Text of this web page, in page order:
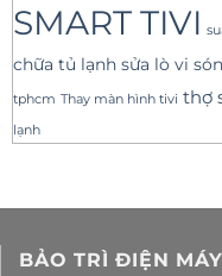
SMART TIVI
chữa tủ lạnh sửa lò vi
tphcm Thay màn hình tivi thợ
lạnh
BẢO TRÌ ĐIỆN MÁY